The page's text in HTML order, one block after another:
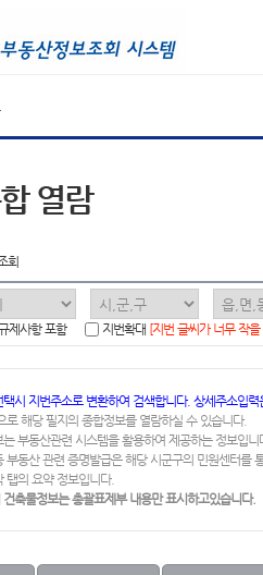
열람
회
제사항 포함
지번확대 [지번 글씨가 너무 작
시 지번주소로 변환하여 검색합니다. 상세주소입
로 해당 필지의 종합정보를 열람하실 수 있습니다.
부동산관련 시스템을 활용하여 제공하는 정보입니
부동산 관련 증명발급은 해당 시군구의 민원센터를
탭의 요약 정보입니다.
건축물정보는 총괄표제부 내용만 표시하고있습니다.